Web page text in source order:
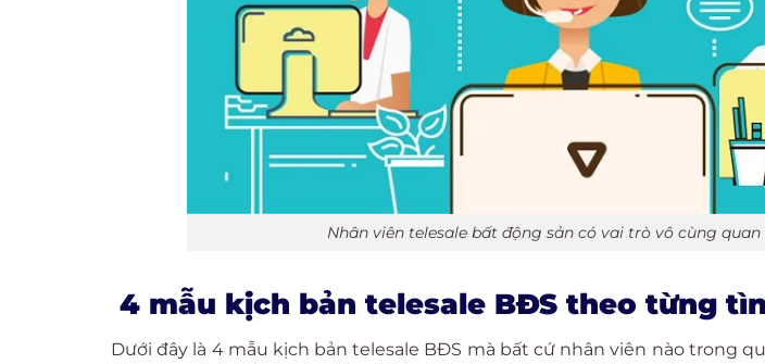
Nhân viên telesale bất động sản có vai trò vô cùng
4 mẫu kịch bản telesale BĐS theo từng
Dưới đây là 4 mẫu kịch bản telesale BĐS mà bất cứ nhân viên nào trong